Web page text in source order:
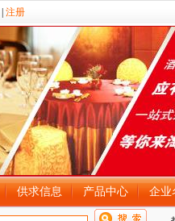
注册
供求信息 产品中心 企业